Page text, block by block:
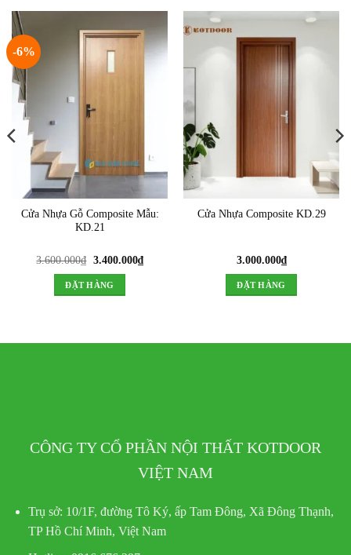
-6%
Cửa Nhựa Gỗ Composite Mẫu:
KD.21
3.600.000₫ Giá
là:
3.600.000₫.
3.400.000₫Giá
ĐẶT HÀNG
Cửa Nhựa Composite KD.29
3.000.000₫
ĐẶT HÀNG
CÔNG TY CỔ PHẦN NỘI THẤT KOTDOOR
VIỆT NAM
Trụ sở: 10/1F, đường Tô Ký, ấp Tam Đông, Xã Đông Thạnh,
TP Hồ Chí Minh, Việt Nam